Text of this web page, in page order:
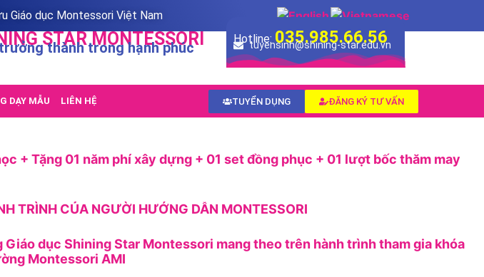
Giáo dục Montessori Việt Nam
STAR MONTESSORI
thành trong hạnh phúc
Hotline: 035.985.66.56
tuyensinh@shining-star.edu.vn
DẠY MẪU LIÊN HỆ ĐĂNG KÝ TƯ VẤN
TUYỂN DỤNG
+ Tặng 01 năm phí xây dựng + 01 set đồng phục + 01 lượt bốc thăm may
TRÌNH CỦA NGƯỜI HƯỚNG DẪN MONTESSORI
dục Shining Star Montessori mang theo trên hành trình tham gia khóa
Montessori AMI